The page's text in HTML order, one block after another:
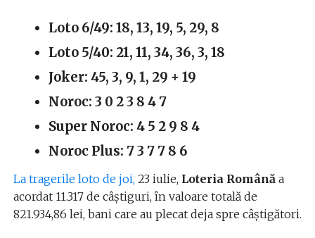
Loto 6/49: 18, 13, 19, 5, 29, 8
Loto 5/40: 21, 11, 34, 36, 3, 18
Joker: 45, 3, 9, 1, 29 + 19
Noroc: 3 0 2 3 8 4 7
Super Noroc: 4 5 2 9 8 4
Noroc Plus: 7 3 7 7 8 6
La tragerile loto de joi,23 iulie, Loteria Românăa
acordat 11.317 de câştiguri, în valoare totală de
821.934,86 lei, bani care au plecat deja spre câștigători.